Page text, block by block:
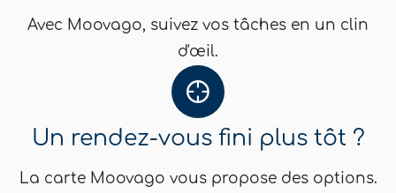
Avec Moovago, suivez vos tâches en un clin
d'œil.
Un rendez-vous fini plus tôt ?
La carte Moovago vous propose des options.